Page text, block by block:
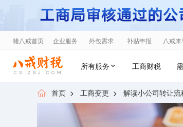
猪八戒首页 企业服务 外包需求 补贴申报 八戒
所有服务 工商财税
首页 > 工商变更 > 解读小公司转让